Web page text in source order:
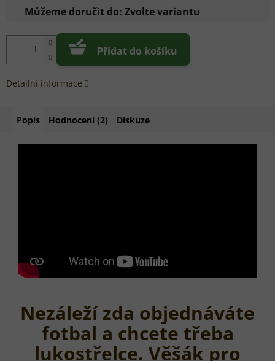
Můžeme doručit do: Zvolte variantu
Přidat do košíku
Detailní informace
Popis Hodnocení (2) Diskuze
Nezáleží zda objednáváte
fotbal a chcete třeba
lukostřelce. Věšák pro